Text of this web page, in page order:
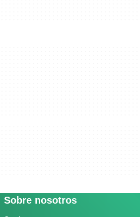
Sobre nosotros